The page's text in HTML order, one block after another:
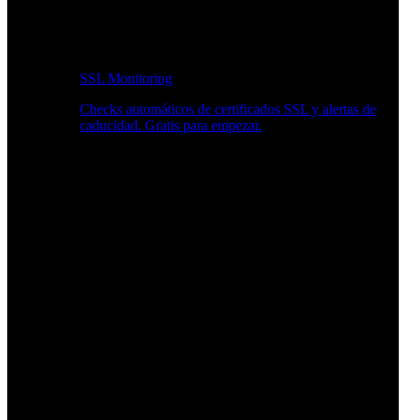
SSL Monitoring
Checks automáticos de certificados SSL y alertas de
caducidad. Gratis para empezar.